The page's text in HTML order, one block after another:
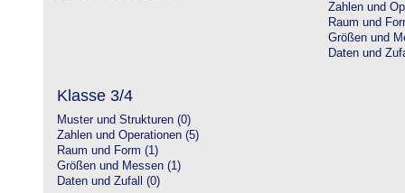
Zahlen und
Raum und
Größen und
Daten und
Klasse 3/4
Muster und Strukturen (0)
Zahlen und Operationen (5)
Raum und Form (1)
Größen und Messen (1)
Daten und Zufall (0)